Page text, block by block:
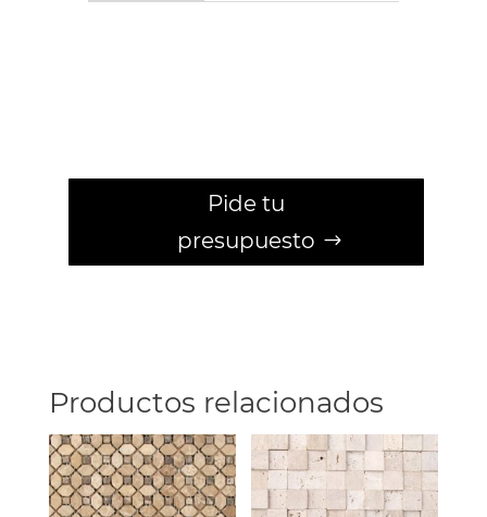
Pide tu
presupuesto
Productos relacionados